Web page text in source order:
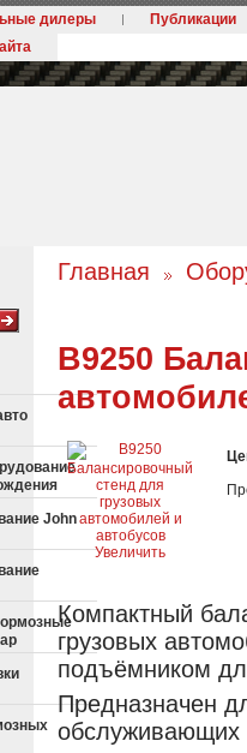
дилеры
Публикации
John
Главная
B9250
Увеличить
Компактный
грузовых
подъёмником
Предназначен
обслуживающих